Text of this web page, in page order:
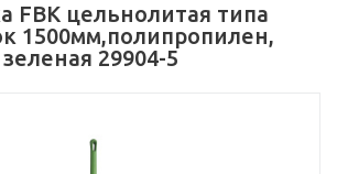
FBK цельнолитая типа
1500мм,полипропилен,
зеленая 29904-5